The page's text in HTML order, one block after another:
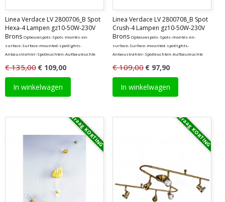
Linea Verdace LV 2800706_B Spot
Hexa-4 Lampen gz10-50W-230V
Brons Opbouwspots-Spots-montés-en-
surface-Surface-mounted-spotlights-
Anbaustrahler-Spotleuchten-Aufbauleuchte
€ 135,00 € 109,00
In winkelwagen
Linea Verdace LV 2800708_B Spot
Crush-4 Lampen gz10-50W-230V
Brons Opbouwspots-Spots-montés-en-
surface-Surface-mounted-spotlights-
Anbaustrahler-Spotleuchten-Aufbauleuchte
€ 109,00 € 97,90
In winkelwagen
Vraag KORTING Vraag KORTING